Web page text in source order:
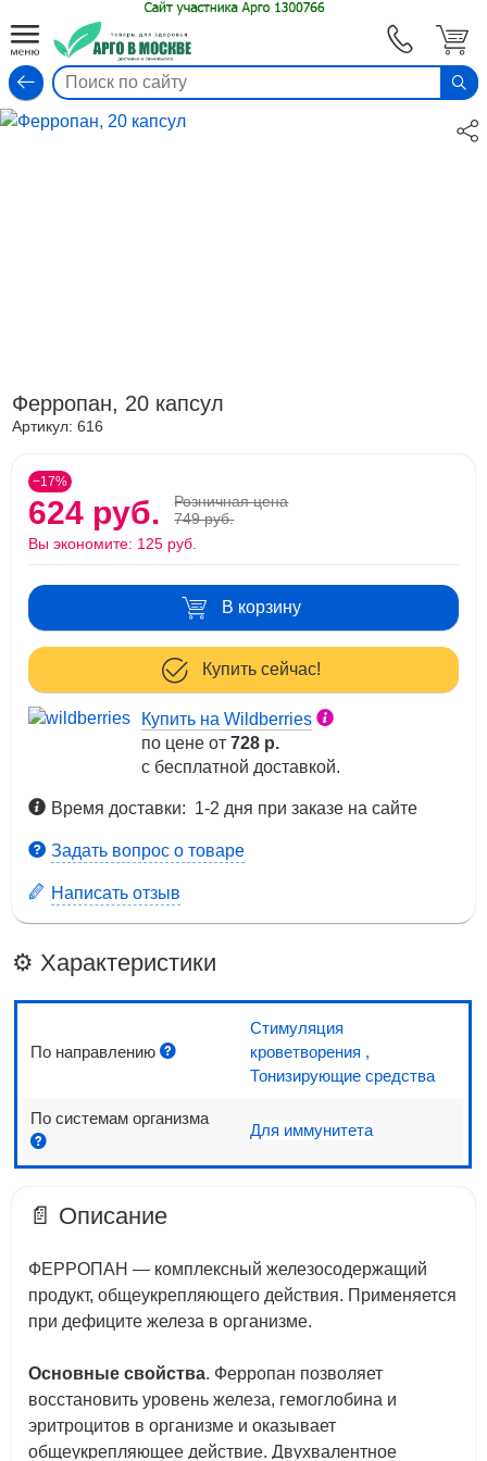
Ферропан, 20 капсул
Артикул:616
−17%
624 руб.
Розничная цена
749 руб.
Вы экономите: 125 руб.
В корзину
Купить сейчас!
Купить на Wildberries
по цене от728 р.
с бесплатной доставкой.
Время доставки: 1-2 дня при заказе на сайте
Задать вопрос о товаре
Написать отзыв
⚙️ Характеристики
По направлению
Стимуляция
кроветворения ,
Тонизирующие средства
По системам организма
Для иммунитета
📄 Описание
ФЕРРОПАН — комплексный железосодержащий
продукт, общеукрепляющего действия. Применяется
при дефиците железа в организме.
Основные cвойства. Ферропан позволяет
восстановить уровень железа, гемоглобина и
эритроцитов в организме и оказывает
общеукрепляющее действие. Двухвалентное